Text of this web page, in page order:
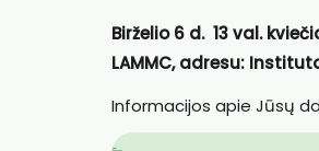
Birželio 6 d. 13 val.
LAMMC, adresu:
Informacijos apie Jūsų